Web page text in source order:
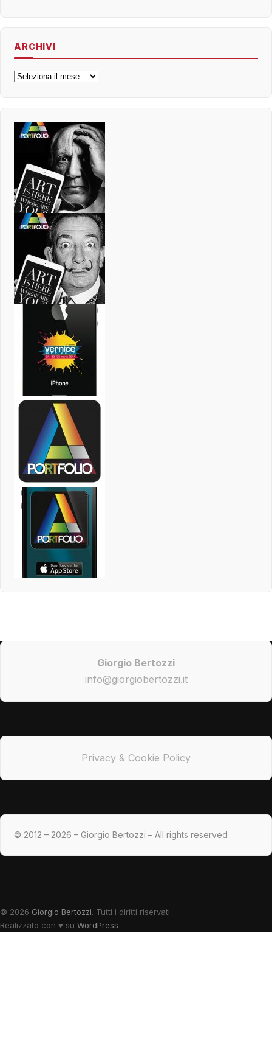
ARCHIVI
Archivi
Giorgio Bertozzi
info@giorgiobertozzi.it
Privacy & Cookie Policy
© 2012 – 2026 – Giorgio Bertozzi – All rights reserved
© 2026 Giorgio Bertozzi. Tutti i diritti riservati.
Realizzato con ♥ su WordPress